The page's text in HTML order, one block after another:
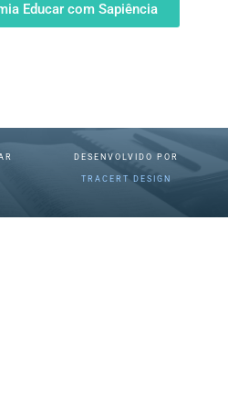
Educar com Sapiência
DESENVOLVIDO POR
TRACERT DESIGN